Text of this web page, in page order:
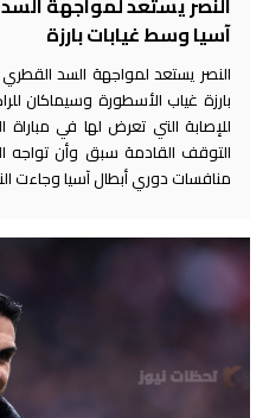
آسيا وسط غيابات بارزة
النصر يستعد لمواجهة السد
بارزة غياب الأسطورة وسيماكان
للإصابة التي تعرض لها في
التوقف القادمة سبق وأن تواجه
منافسات دوري أبطال آسيا وجاءت